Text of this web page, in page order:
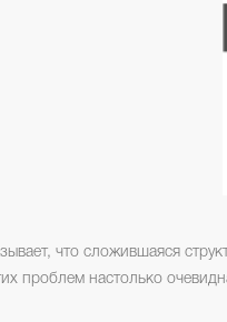
что сложившаяся
проблем настолько